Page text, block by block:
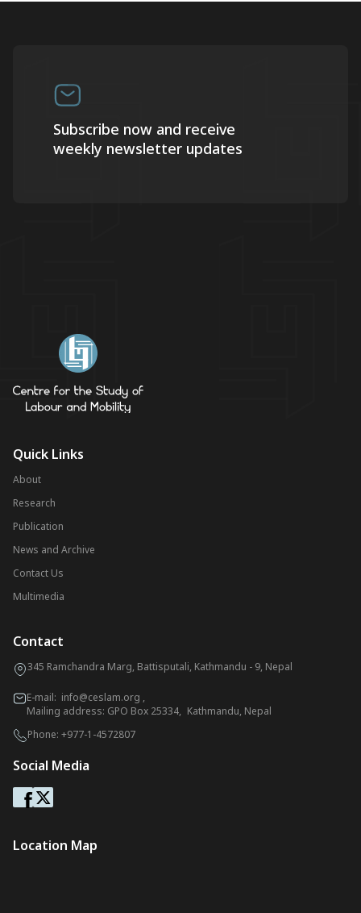
Subscribe now and receive
weekly newsletter updates
Quick Links
About
Research
Publication
News and Archive
Contact Us
Multimedia
Contact
345 Ramchandra Marg, Battisputali, Kathmandu - 9, Nepal
E-mail: info@ceslam.org ,
Mailing address: GPO Box 25334, Kathmandu, Nepal
Phone: +977-1-4572807
Social Media
Location Map